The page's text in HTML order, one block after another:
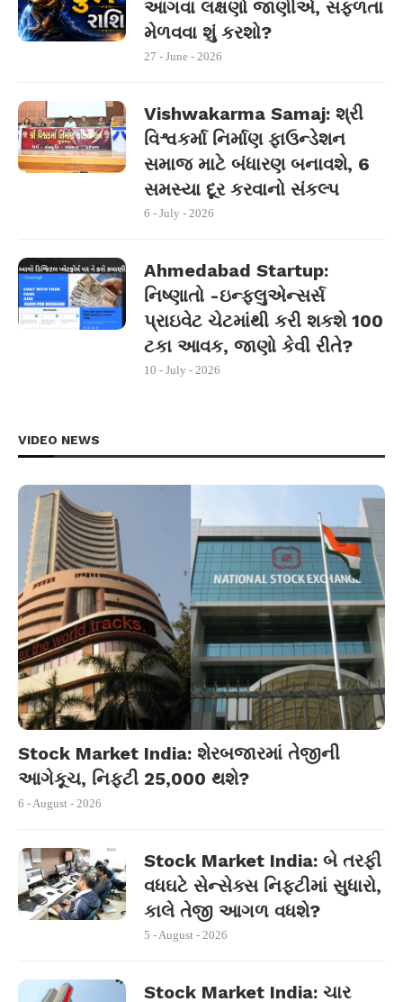
આગવા લક્ષણો જાણીએ, સફળતા
મેળવવા શું કરશો?
27 - June - 2026
Vishwakarma Samaj: શ્રી
વિશ્વકર્મા નિર્માણ ફાઉન્ડેશન
સમાજ માટે બંધારણ બનાવશે, 6
સમસ્યા દૂર કરવાનો સંકલ્પ
6 - July - 2026
Ahmedabad Startup:
નિષ્ણાતો -ઇન્ફ્લુએન્સર્સ
પ્રાઇવેટ ચેટમાંથી કરી શકશે 100
ટકા આવક, જાણો કેવી રીતે?
10 - July - 2026
VIDEO NEWS
Stock Market India: શેરબજારમાં તેજીની
આગેકૂચ, નિફ્ટી 25,000 થશે?
6 - August - 2026
Stock Market India: બે તરફી
વધઘટે સેન્સેક્સ નિફ્ટીમાં સુધારો,
કાલે તેજી આગળ વધશે?
5 - August - 2026
Stock Market India: ચાર